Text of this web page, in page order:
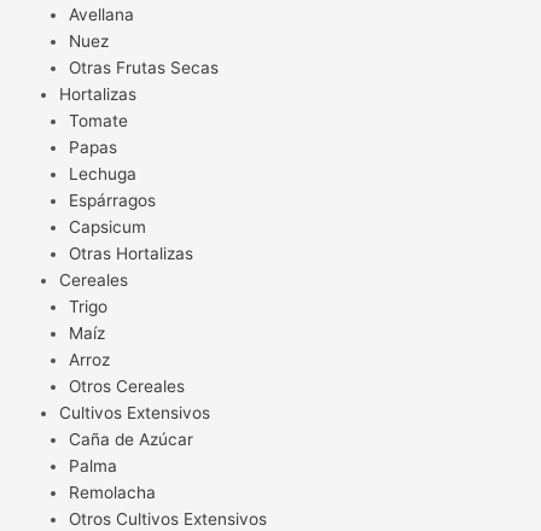
Avellana
Nuez
Otras Frutas Secas
Hortalizas
Tomate
Papas
Lechuga
Espárragos
Capsicum
Otras Hortalizas
Cereales
Trigo
Maíz
Arroz
Otros Cereales
Cultivos Extensivos
Caña de Azúcar
Palma
Remolacha
Otros Cultivos Extensivos